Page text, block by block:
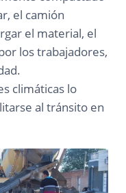
el camión
el material, el
los trabajadores,
climáticas lo
al tránsito en